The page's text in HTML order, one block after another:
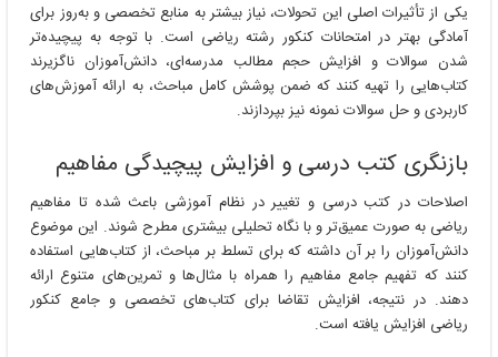
یکی از تأثیرات اصلی این تحولات، نیاز بیشتر به منابع تخصصی و به‌روز برای
آمادگی بهتر در امتحانات کنکور رشته ریاضی است. با توجه به پیچیده‌تر
شدن سوالات و افزایش حجم مطالب مدرسه‌ای، دانش‌آموزان ناگزیرند
کتاب‌هایی را تهیه کنند که ضمن پوشش کامل مباحث، به ارائه آموزش‌های
کاربردی و حل سوالات نمونه نیز بپردازند.
بازنگری کتب درسی و افزایش پیچیدگی مفاهیم
اصلاحات در کتب درسی و تغییر در نظام آموزشی باعث شده تا مفاهیم
ریاضی به صورت عمیق‌تر و با نگاه تحلیلی بیشتری مطرح شوند. این موضوع
دانش‌آموزان را بر آن داشته که برای تسلط بر مباحث، از کتاب‌هایی استفاده
کنند که تفهیم جامع مفاهیم را همراه با مثال‌ها و تمرین‌های متنوع ارائه
دهند. در نتیجه، افزایش تقاضا برای کتاب‌های تخصصی و جامع کنکور
ریاضی افزایش یافته است.